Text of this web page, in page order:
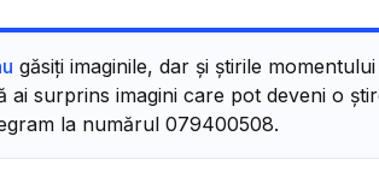
găsiți imaginile, dar și știrile
ai surprins imagini care pot deveni o
la numărul 079400508.